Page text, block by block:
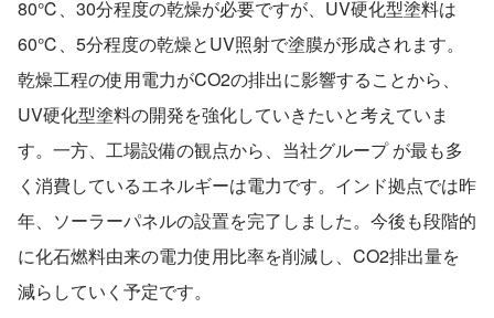
80℃、30分程度の乾燥が必要ですが、UV硬化型塗料は
60℃、5分程度の乾燥とUV照射で塗膜が形成されます。
乾燥工程の使用電力がCO2の排出に影響することから、
UV硬化型塗料の開発を強化していきたいと考えていま
す。一方、工場設備の観点から、当社グループ が最も多
く消費しているエネルギーは電力です。インド拠点では昨
年、ソーラーパネルの設置を完了しました。今後も段階的
に化石燃料由来の電力使用比率を削減し、CO2排出量を
減らしていく予定です。